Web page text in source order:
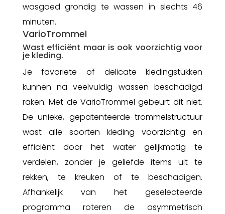
wasgoed grondig te wassen in slechts 46
minuten.
VarioTrommel
Wast efficiënt maar is ook voorzichtig voor
je kleding.
Je favoriete of delicate kledingstukken
kunnen na veelvuldig wassen beschadigd
raken. Met de VarioTrommel gebeurt dit niet.
De unieke, gepatenteerde trommelstructuur
wast alle soorten kleding voorzichtig en
efficiënt door het water gelijkmatig te
verdelen, zonder je geliefde items uit te
rekken, te kreuken of te beschadigen.
Afhankelijk van het geselecteerde
programma roteren de asymmetrisch